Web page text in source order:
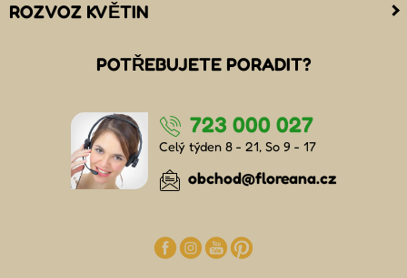
ROZVOZ KVĚTIN
Kam doručujeme květiny
Cena za doručení květin
Doručení květin sledujete online
Kdo jsou lidé, kteří doručují kytice
Odkud květiny doručujeme
POTŘEBUJETE PORADIT?
723 000 027
Celý týden 8 - 21, So 9 - 17
obchod@floreana.cz